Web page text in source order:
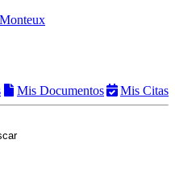
Mis Documentos Mis Citas